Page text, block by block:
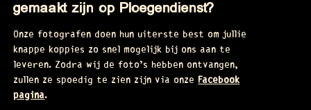
gemaakt zijn op Ploegendienst?
Onze fotografen doen hun uiterste best om jullie
knappe koppies zo snel mogelijk bij ons aan te
leveren. Zodra wij de foto’s hebben ontvangen,
zullen ze spoedig te zien zijn via onzeFacebook
pagina.